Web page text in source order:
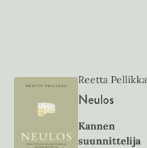
Reetta Pellikka
Neulos
Kannen
suunnittelija